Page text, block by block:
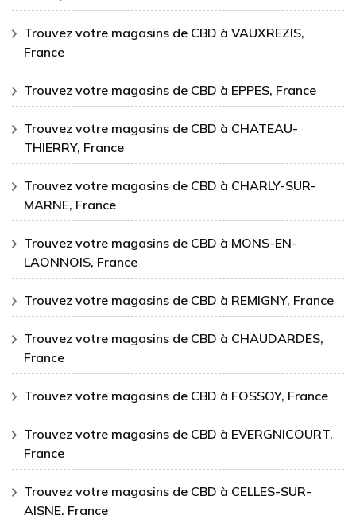
Trouvez votre magasins de CBD à VAUXREZIS,
France
Trouvez votre magasins de CBD à EPPES, France
Trouvez votre magasins de CBD à CHATEAU-
THIERRY, France
Trouvez votre magasins de CBD à CHARLY-SUR-
MARNE, France
Trouvez votre magasins de CBD à MONS-EN-
LAONNOIS, France
Trouvez votre magasins de CBD à REMIGNY, France
Trouvez votre magasins de CBD à CHAUDARDES,
France
Trouvez votre magasins de CBD à FOSSOY, France
Trouvez votre magasins de CBD à EVERGNICOURT,
France
Trouvez votre magasins de CBD à CELLES-SUR-
AISNE, France